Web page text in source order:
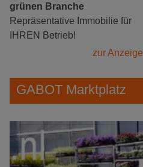
grünen Branche
Repräsentative Immobilie für
IHREN Betrieb!
zur Anzeige
GABOT Marktplatz